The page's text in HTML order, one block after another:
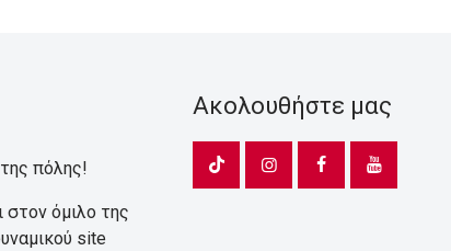
πόλης!
στον όμιλο της
site
Ακολουθήστε μας